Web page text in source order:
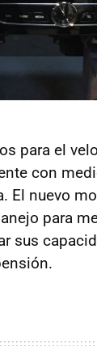
para el
con
El nuevo
para
sus